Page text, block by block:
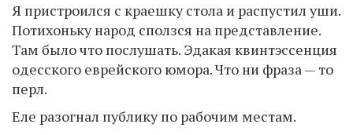
Я пристроился с краешку стола и распустил уши.
Потихоньку народ сползся на представление.
Там было что послушать. Эдакая квинтэссенция
одесского еврейского юмора. Что ни фраза — то
перл.
Еле разогнал публику по рабочим местам.